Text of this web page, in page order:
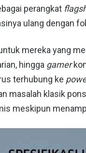
perangkat
ulang dengan
mereka yang
hingga gamer
terhubung ke
masalah klasik
meskipun